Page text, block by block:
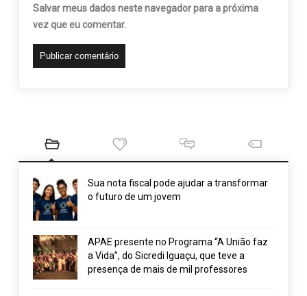
Salvar meus dados neste navegador para a próxima
vez que eu comentar.
Sua nota fiscal pode ajudar a transformar
o futuro de um jovem
APAE presente no Programa “A União faz
a Vida”, do Sicredi Iguaçu, que teve a
presença de mais de mil professores